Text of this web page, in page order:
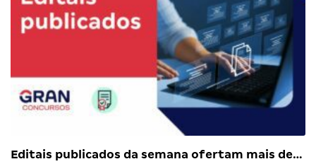
Editais publicados da semana ofertam mais de…